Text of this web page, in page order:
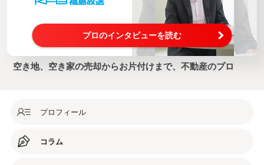
プロのインタビューを読む
空き地、空き家の売却からお片付けまで、不動産のプロ
プロフィール
コラム